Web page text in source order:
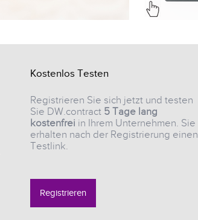
Kostenlos Testen
Registrieren Sie sich jetzt und testen
Sie DW.contract 5 Tage lang
kostenfrei in Ihrem Unternehmen. Sie
erhalten nach der Registrierung einen
Testlink.
Registrieren